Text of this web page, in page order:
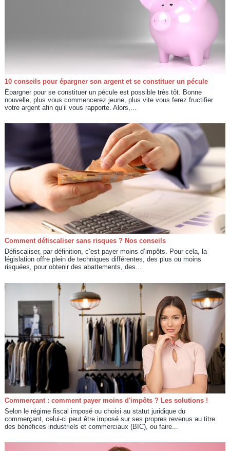
10 conseils pour épargner son argent et se constituer un pécule
Épargner pour se constituer un pécule est possible très tôt. Bonne
nouvelle, plus vous commencerez jeune, plus vite vous ferez fructifier
votre argent afin qu’il vous rapporte. Alors,...
Comment défiscaliser sans risques ? Nos conseils
Défiscaliser, par définition, c’est payer moins d’impôts. Pour cela, la
législation offre plein de techniques différentes, des plus ou moins
risquées, pour obtenir des abattements, des...
Commerçant : comment payer moins d'impôts ? Les solutions !
Selon le régime fiscal imposé ou choisi au statut juridique du
commerçant, celui-ci peut être imposé sur ses propres revenus au titre
des bénéfices industriels et commerciaux (BIC), ou faire...